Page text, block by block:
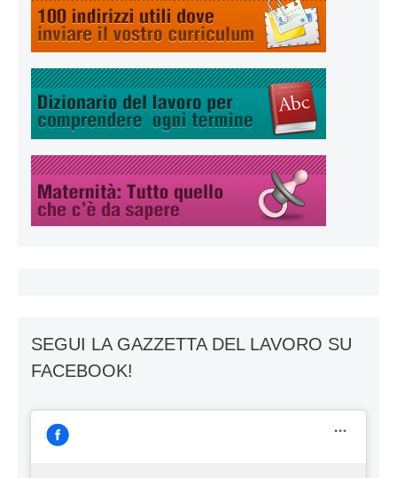
SEGUI LA GAZZETTA DEL LAVORO SU
FACEBOOK!